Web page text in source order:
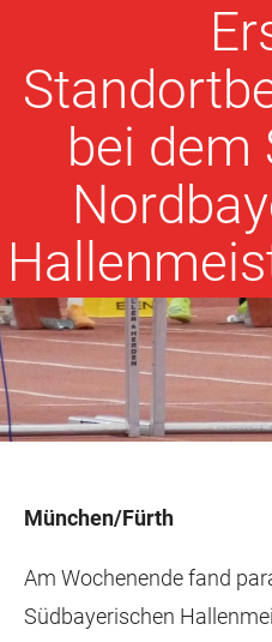
bei dem
München/Fürth
Am Wochenende fand
Südbayerischen